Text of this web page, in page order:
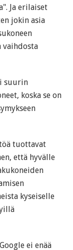
Ja erilaiset
jokin asia
vaihdosta
suurin
koska se on
tuottavat
että hyvälle
kyseiselle
ei enää